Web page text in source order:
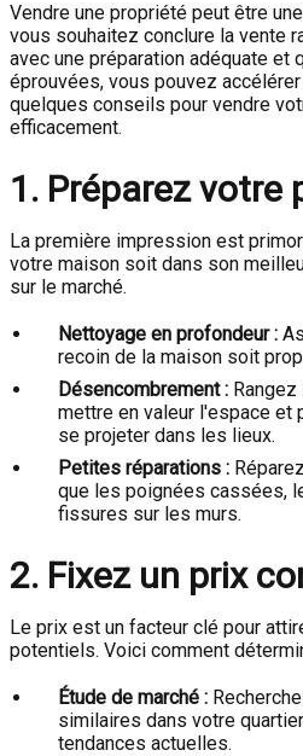
Vendre une propriété peut être
vous souhaitez conclure la vente
avec une préparation adéquate et
éprouvées, vous pouvez
quelques conseils pour vendre
efficacement.
1. Préparez votre
La première impression est
votre maison soit dans son
sur le marché.
Nettoyage en profondeur :
recoin de la maison soit
Désencombrement :
mettre en valeur l'espace et
se projeter dans les lieux.
Petites réparations :
que les poignées cassées,
fissures sur les murs.
2. Fixez un prix
Le prix est un facteur clé pour
potentiels. Voici comment
Étude de marché :
similaires dans votre
tendances actuelles.